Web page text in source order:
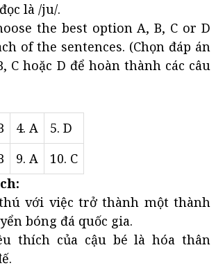
là /ju/.
the best option A, B, C or D
of the sentences. (Chọn đáp án
C hoặc D để hoàn thành các câu
4. A
5. D
9. A
10. C
với việc trở thành một thành
bóng đá quốc gia.
thích của cậu bé là hóa thân